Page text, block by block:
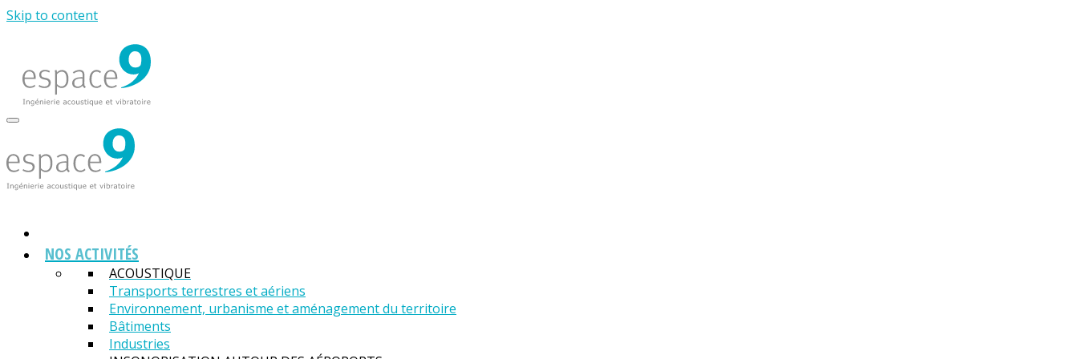
Skip to content
NOS ACTIVITÉS
ACOUSTIQUE
Transports terrestres et aériens
Environnement, urbanisme et aménagement du territoire
Bâtiments
Industries